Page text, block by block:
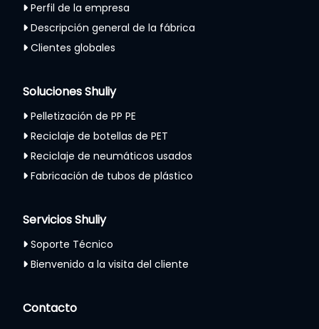
Perfil de la empresa
Descripción general de la fábrica
Clientes globales
Soluciones Shuliy
Pelletización de PP PE
Reciclaje de botellas de PET
Reciclaje de neumáticos usados
Fabricación de tubos de plástico
Servicios Shuliy
Soporte Técnico
Bienvenido a la visita del cliente
Contacto